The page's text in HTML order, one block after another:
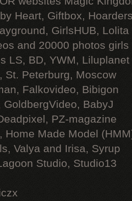
Heart, Giftbox,
GirlsHUB, Lolita
and 20000 photos
LS, BD, YWM, Liluplanet
St. Peterburg, Moscow
Falkovideo, Bibigon
GoldbergVideo, BabyJ
PZ-magazine
Home Made Model
Valya and Irisa, Syrup
Studio, Studio13